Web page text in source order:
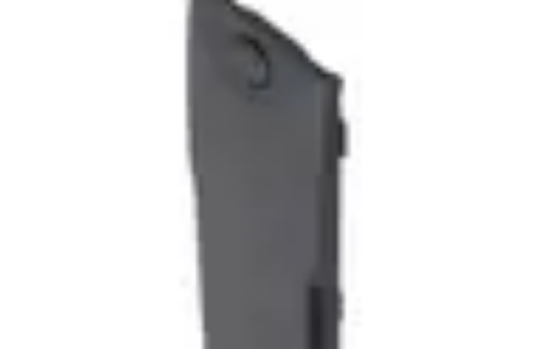
Conseils et Techniques
Passion et MotivationCulture Tennis